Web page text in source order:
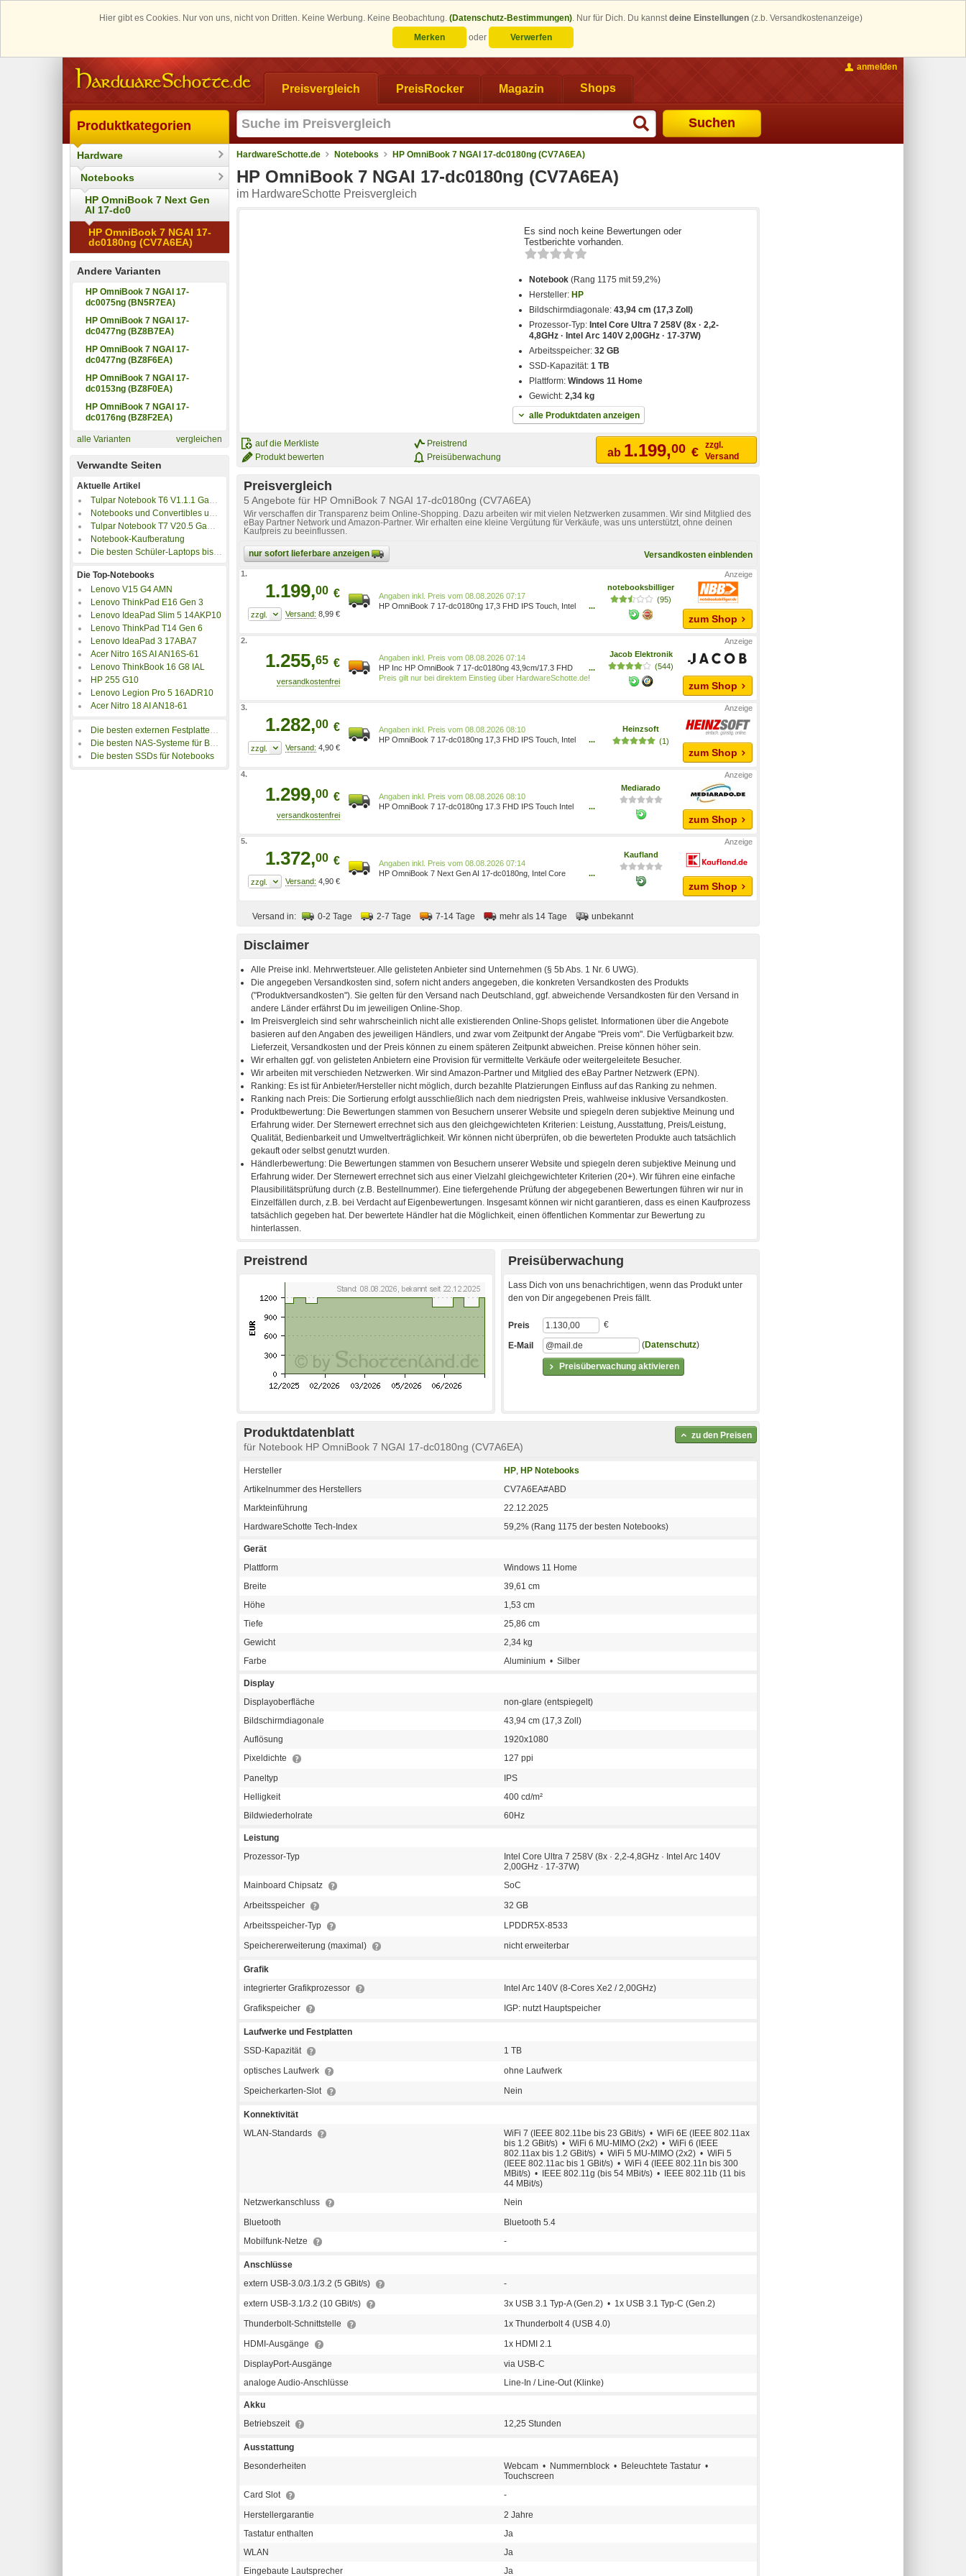
Hier gibt es Cookies. Nur von uns, nicht von Dritten. Keine Werbung. Keine Beobachtung. (Datenschutz-Bestimmungen). Nur für Dich. Du kannstdeine Einstellungen (z.b. Versandkostenanzeige)
Merken
oder Verwerfen
Preisvergleich PreisRocker Magazin Shops
Suchen
anmelden
Produktkategorien
Hardware
Notebooks
HP OmniBook 7 Next Gen
AI 17-dc0
HP OmniBook 7 NGAI 17-
dc0180ng (CV7A6EA)
Andere Varianten
HP OmniBook 7 NGAI 17-
dc0075ng (BN5R7EA)
HP OmniBook 7 NGAI 17-
dc0477ng (BZ8B7EA)
HP OmniBook 7 NGAI 17-
dc0477ng (BZ8F6EA)
HP OmniBook 7 NGAI 17-
dc0153ng (BZ8F0EA)
HP OmniBook 7 NGAI 17-
dc0176ng (BZ8F2EA)
alle Varianten vergleichen
Verwandte Seiten
Aktuelle Artikel
Tulpar Notebook T6 V1.1.1 Gaming Laptop im Test
Notebooks und Convertibles unter 500 Euro
Tulpar Notebook T7 V20.5 Gaming Laptop im Test
Notebook-Kaufberatung
Die besten Schüler-Laptops bis 350 Euro
Die Top-Notebooks
Lenovo V15 G4 AMN
Lenovo ThinkPad E16 Gen 3
Lenovo IdeaPad Slim 5 14AKP10
Lenovo ThinkPad T14 Gen 6
Lenovo IdeaPad 3 17ABA7
Acer Nitro 16S AI AN16S-61
Lenovo ThinkBook 16 G8 IAL
HP 255 G10
Lenovo Legion Pro 5 16ADR10
Acer Nitro 18 AI AN18-61
Die besten externen Festplatten für Notebooks
Die besten NAS-Systeme für Backups
Die besten SSDs für Notebooks
HardwareSchotte.de Notebooks HP OmniBook 7 NGAI 17-dc0180ng (CV7A6EA)
HP OmniBook 7 NGAI 17-dc0180ng (CV7A6EA)
im HardwareSchotte Preisvergleich
Es sind noch keine Bewertungen oder
Testberichte vorhanden.
Notebook (Rang 1175 mit 59,2%)
Hersteller: HP
Bildschirmdiagonale:43,94 cm (17,3 Zoll)
Prozessor-Typ: Intel Core Ultra 7 258V (8x · 2,2-
4,8GHz · Intel Arc 140V 2,00GHz · 17-37W)
Arbeitsspeicher:32 GB
SSD-Kapazität:1 TB
Plattform:Windows 11 Home
Gewicht:2,34 kg
alle Produktdaten anzeigen
auf die Merkliste
Produkt bewerten
Preistrend
Preisüberwachung
ab 1.199,00 €
zzgl.
Versand
Preisvergleich
5 Angebote für HP OmniBook 7 NGAI 17-dc0180ng (CV7A6EA)
Wir verschaffen dir Transparenz beim Online-Shopping. Dazu arbeiten wir mit vielen Netzwerken zusammen. Wir sind Mitglied des
eBay Partner Network und Amazon-Partner. Wir erhalten eine kleine Vergütung für Verkäufe, was uns unterstützt, ohne deinen
Kaufpreis zu beeinflussen.
nur sofort lieferbare anzeigen Versandkosten einblenden
1.
1.199,00 €
8,99 €
Preis vom 08.08.2026 07:17
HP OmniBook 7 17-dc0180ng 17,3 FHD IPS Touch, Intel
...
notebooksbilliger
(95)
zum Shop
2.
1.255,65 €
Preis vom 08.08.2026 07:14
HP Inc HP OmniBook 7 17-dc0180ng 43,9cm/17.3 FHD
IPS Touch, Intel Core Ultra 7 258V, 32GB RAM, 1TB SSD,
...
Preis gilt nur bei direktem Einstieg über HardwareSchotte.de!
Jacob Elektronik
(544)
zum Shop
3.
1.282,00 €
4,90 €
Preis vom 08.08.2026 08:10
HP OmniBook 7 17-dc0180ng 17,3 FHD IPS Touch, Intel
...
Heinzsoft
(1)
zum Shop
4.
1.299,00 €
Preis vom 08.08.2026 08:10
HP OmniBook 7 17-dc0180ng 17.3 FHD IPS Touch Intel
...
Mediarado
zum Shop
5.
1.372,00 €
4,90 €
Preis vom 08.08.2026 07:14
HP OmniBook 7 Next Gen AI 17-dc0180ng, Intel Core
...
Kaufland
zum Shop
Versand in: 0-2 Tage 2-7 Tage 7-14 Tage mehr als 14 Tage unbekannt
Disclaimer
Preistrend Preisüberwachung
Lass Dich von uns benachrichtigen, wenn das Produkt unter
den von Dir angegebenen Preis fällt.
Preisüberwachung aktivieren
Preis €
E-Mail (Datenschutz)
Produktdatenblatt
für Notebook HP OmniBook 7 NGAI 17-dc0180ng (CV7A6EA)
zu den Preisen
Hersteller HP, HP Notebooks
Artikelnummer des Herstellers
CV7A6EA#ABD
Markteinführung
22.12.2025
HardwareSchotte Tech-Index
59,2% (Rang 1175 der besten Notebooks)
Gerät
Plattform
Windows 11 Home
Breite
39,61 cm
Höhe
1,53 cm
Tiefe
25,86 cm
Gewicht
2,34 kg
Farbe
Aluminium • Silber
Display
Displayoberfläche
non-glare (entspiegelt)
Bildschirmdiagonale
43,94 cm (17,3 Zoll)
Auflösung
1920x1080
Pixeldichte
127 ppi
Paneltyp
IPS
Helligkeit
400 cd/m²
Bildwiederholrate
60Hz
Leistung
Prozessor-Typ
Intel Core Ultra 7 258V (8x · 2,2-4,8GHz · Intel Arc 140V
2,00GHz · 17-37W)
Mainboard Chipsatz
SoC
Arbeitsspeicher
32 GB
Arbeitsspeicher-Typ
LPDDR5X-8533
Speichererweiterung (maximal)
nicht erweiterbar
Grafik
integrierter Grafikprozessor
Intel Arc 140V (8-Cores Xe2 / 2,00GHz)
Grafikspeicher
IGP: nutzt Hauptspeicher
Laufwerke und Festplatten
SSD-Kapazität
1 TB
optisches Laufwerk
ohne Laufwerk
Speicherkarten-Slot
Nein
Konnektivität
WLAN-Standards
WiFi 7 (IEEE 802.11be bis 23 GBit/s) • WiFi 6E (IEEE 802.11ax
bis 1.2 GBit/s) • WiFi 6 MU-MIMO (2x2) • WiFi 6 (IEEE
802.11ax bis 1.2 GBit/s) • WiFi 5 MU-MIMO (2x2) • WiFi 5
(IEEE 802.11ac bis 1 GBit/s) • WiFi 4 (IEEE 802.11n bis 300
MBit/s) • IEEE 802.11g (bis 54 MBit/s) • IEEE 802.11b (11 bis
44 MBit/s)
Netzwerkanschluss
Nein
Bluetooth
Bluetooth 5.4
Mobilfunk-Netze
-
Anschlüsse
extern USB-3.0/3.1/3.2 (5 GBit/s)
-
extern USB-3.1/3.2 (10 GBit/s)
3x USB 3.1 Typ-A (Gen.2) • 1x USB 3.1 Typ-C (Gen.2)
Thunderbolt-Schnittstelle
1x Thunderbolt 4 (USB 4.0)
HDMI-Ausgänge
1x HDMI 2.1
DisplayPort-Ausgänge
via USB-C
analoge Audio-Anschlüsse
Line-In / Line-Out (Klinke)
Akku
Betriebszeit
12,25 Stunden
Ausstattung
Besonderheiten
Webcam • Nummernblock • Beleuchtete Tastatur •
Touchscreen
Card Slot
-
Herstellergarantie
2 Jahre
Tastatur enthalten
Ja
WLAN
Ja
Eingebaute Lautsprecher
Ja